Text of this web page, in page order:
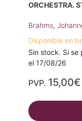
ORCHESTRA.
Brahms,
Disponible en
Sin stock. Si se
el 17/08/26
PVP. 15,00€